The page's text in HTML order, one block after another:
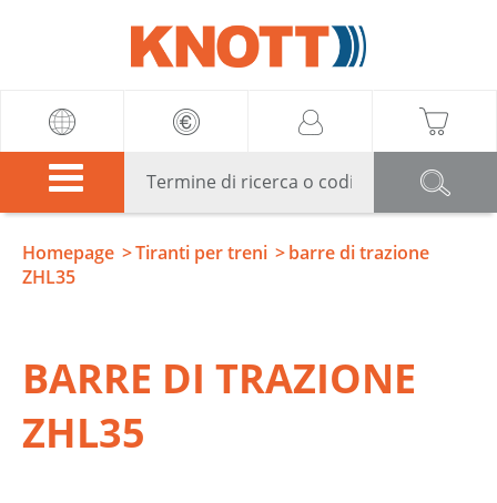
Homepage Tiranti per treni
barre di trazione
ZHL35
BARRE DI TRAZIONE
ZHL35